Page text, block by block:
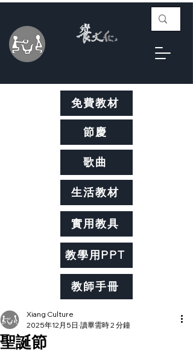
免費教材
實用教具
節慶
生活教材
歌曲
教學用PPT
教師手冊
聖誕節
Xiang Culture
2025年12月5日 讀畢需時 2 分鐘